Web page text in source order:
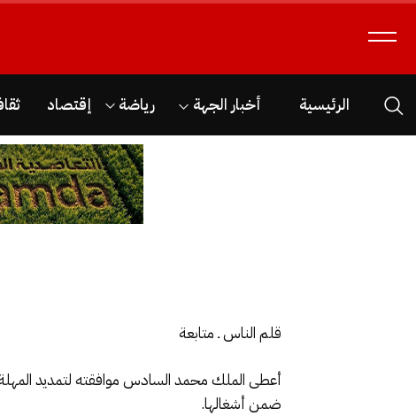
الرئيسية أخبار الجهة رياضة إقتصاد
قلم الناس ـ متابعة
ضمن أشغالها.